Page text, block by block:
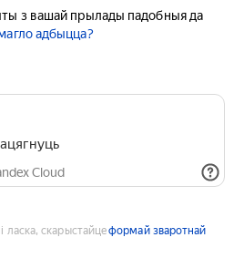
з вашай прылады падобныя да
адбыцца?
Cloud
ласка, скарыстайцеформай зваротнай